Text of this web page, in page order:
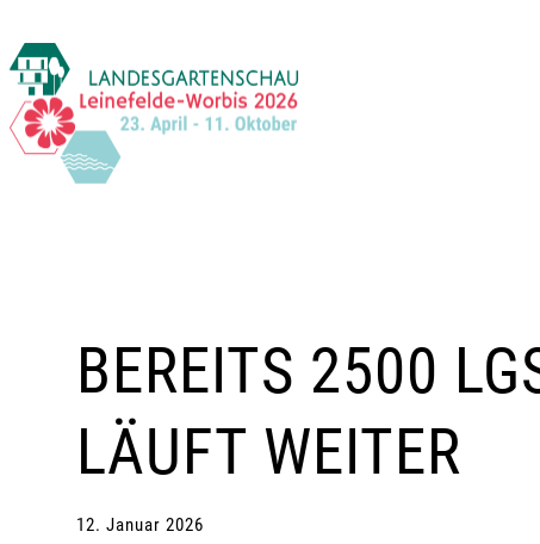
Inhalt
springen
BEREITS 2500
LÄUFT WEITER
12. Januar 2026